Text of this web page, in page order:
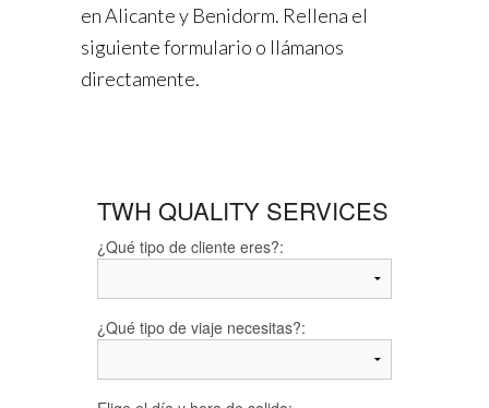
en Alicante y Benidorm. Rellena el
siguiente formulario o llámanos
directamente.